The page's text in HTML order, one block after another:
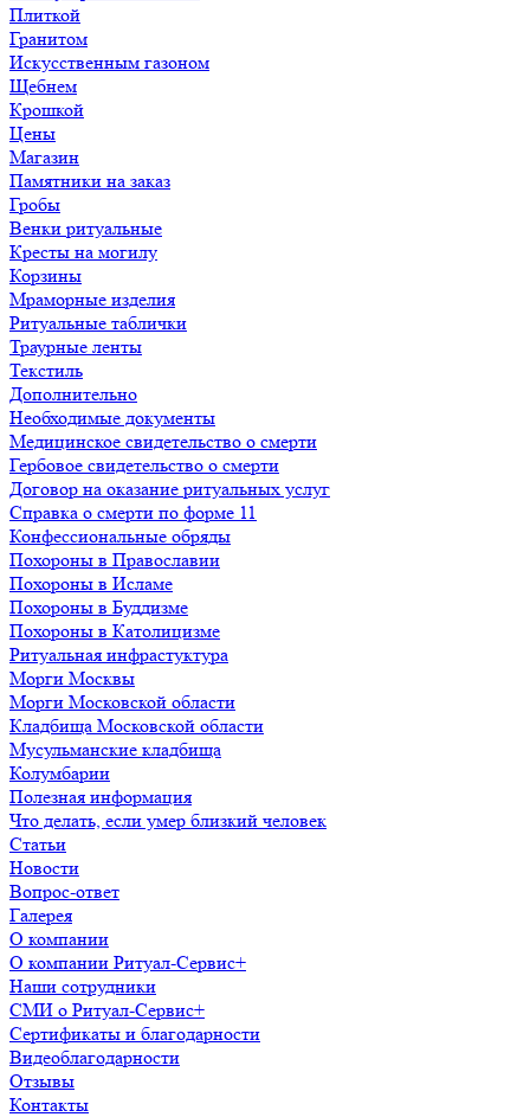
Плиткой
Гранитом
Искусственным газоном
Щебнем
Крошкой
Цены
Магазин
Памятники на заказ
Гробы
Венки ритуальные
Кресты на могилу
Корзины
Мраморные изделия
Ритуальные таблички
Траурные ленты
Текстиль
Дополнительно
Необходимые документы
Медицинское свидетельство о смерти
Гербовое свидетельство о смерти
Договор на оказание ритуальных услуг
Справка о смерти по форме 11
Конфессиональные обряды
Похороны в Православии
Похороны в Исламе
Похороны в Буддизме
Похороны в Католицизме
Ритуальная инфрастуктура
Морги Москвы
Морги Московской области
Кладбища Московской области
Мусульманские кладбища
Колумбарии
Полезная информация
Что делать, если умер близкий человек
Статьи
Новости
Вопрос-ответ
Галерея
О компании
О компании Ритуал-Сервис+
Наши сотрудники
СМИ о Ритуал-Сервис+
Сертификаты и благодарности
Видеоблагодарности
Отзывы
Контакты